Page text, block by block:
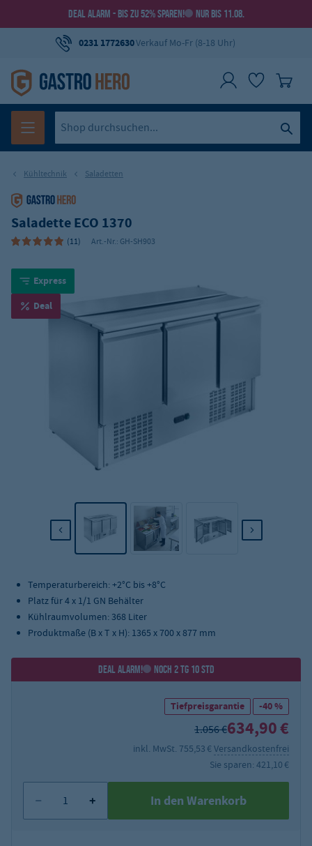
DEAL ALARM - BIS ZU 52% SPAREN! NUR BIS 11.08.
0231 1772630Verkauf Mo-Fr (8-18 Uhr)
Kühltechnik Saladetten
Saladette ECO 1370
(11) Art.-Nr.: GH-SH903
Express
Deal
Temperaturbereich: +2°C bis +8°C
Platz für 4 x 1/1 GN Behälter
Kühlraumvolumen: 368 Liter
Produktmaße (B x T x H): 1365 x 700 x 877 mm
DEAL ALARM! NOCH 2 TG 10 STD
Tiefpreisgarantie -40 %
1.056 €634,90 €
inkl. MwSt. 755,53 € Versandkostenfrei
Sie sparen: 421,10 €
In den Warenkorb